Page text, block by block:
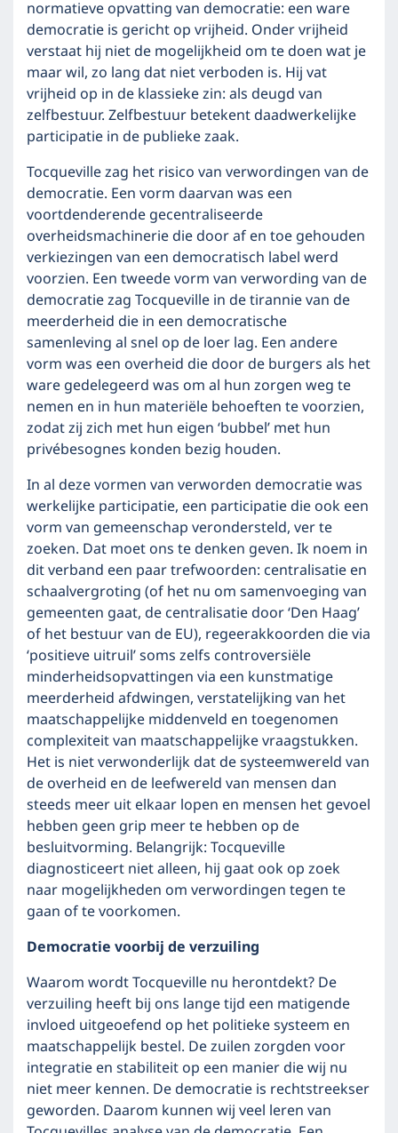
normatieve opvatting van democratie: een ware
democratie is gericht op vrijheid. Onder vrijheid
verstaat hij niet de mogelijkheid om te doen wat je
maar wil, zo lang dat niet verboden is. Hij vat
vrijheid op in de klassieke zin: als deugd van
zelfbestuur. Zelfbestuur betekent daadwerkelijke
participatie in de publieke zaak.
Tocqueville zag het risico van verwordingen van de
democratie. Een vorm daarvan was een
voortdenderende gecentraliseerde
overheidsmachinerie die door af en toe gehouden
verkiezingen van een democratisch label werd
voorzien. Een tweede vorm van verwording van de
democratie zag Tocqueville in de tirannie van de
meerderheid die in een democratische
samenleving al snel op de loer lag. Een andere
vorm was een overheid die door de burgers als het
ware gedelegeerd was om al hun zorgen weg te
nemen en in hun materiële behoeften te voorzien,
zodat zij zich met hun eigen ‘bubbel’ met hun
privébesognes konden bezig houden.
In al deze vormen van verworden democratie was
werkelijke participatie, een participatie die ook een
vorm van gemeenschap verondersteld, ver te
zoeken. Dat moet ons te denken geven. Ik noem in
dit verband een paar trefwoorden: centralisatie en
schaalvergroting (of het nu om samenvoeging van
gemeenten gaat, de centralisatie door ‘Den Haag’
of het bestuur van de EU), regeerakkoorden die via
‘positieve uitruil’ soms zelfs controversiële
minderheidsopvattingen via een kunstmatige
meerderheid afdwingen, verstatelijking van het
maatschappelijke middenveld en toegenomen
complexiteit van maatschappelijke vraagstukken.
Het is niet verwonderlijk dat de systeemwereld van
de overheid en de leefwereld van mensen dan
steeds meer uit elkaar lopen en mensen het gevoel
hebben geen grip meer te hebben op de
besluitvorming. Belangrijk: Tocqueville
diagnosticeert niet alleen, hij gaat ook op zoek
naar mogelijkheden om verwordingen tegen te
gaan of te voorkomen.
Democratie voorbij de verzuiling
Waarom wordt Tocqueville nu herontdekt? De
verzuiling heeft bij ons lange tijd een matigende
invloed uitgeoefend op het politieke systeem en
maatschappelijk bestel. De zuilen zorgden voor
integratie en stabiliteit op een manier die wij nu
niet meer kennen. De democratie is rechtstreekser
geworden. Daarom kunnen wij veel leren van